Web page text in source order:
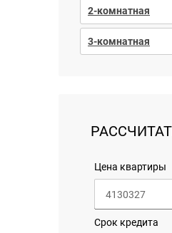
2-комнатная
3-комнатная
Цена квартиры
Срок кредита